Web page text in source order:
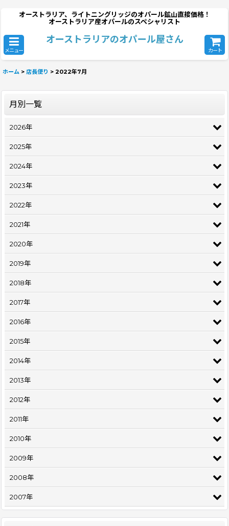
オーストラリア、ライトニングリッジのオパール鉱山直接価格！
オーストラリア産オパールのスペシャリスト
メニュー
オーストラリアのオパール屋さん
カート
ホーム > 店長便り > 2022年7月
月別一覧
2026年
2025年
2024年
2023年
2022年
2021年
2020年
2019年
2018年
2017年
2016年
2015年
2014年
2013年
2012年
2011年
2010年
2009年
2008年
2007年